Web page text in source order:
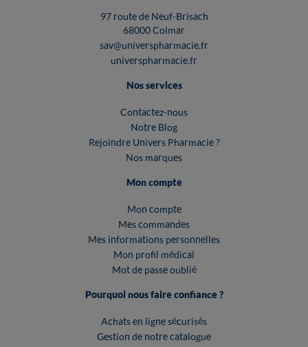
97 route de Neuf-Brisach
68000 Colmar
sav@universpharmacie.fr
universpharmacie.fr
Nos services
Contactez-nous
Notre Blog
Rejoindre Univers Pharmacie ?
Nos marques
Mon compte
Mon compte
Mes commandes
Mes informations personnelles
Mon profil médical
Mot de passe oublié
Pourquoi nous faire confiance ?
Achats en ligne sécurisés
Gestion de notre catalogue